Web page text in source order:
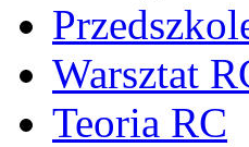
Warsztat
Teoria RC